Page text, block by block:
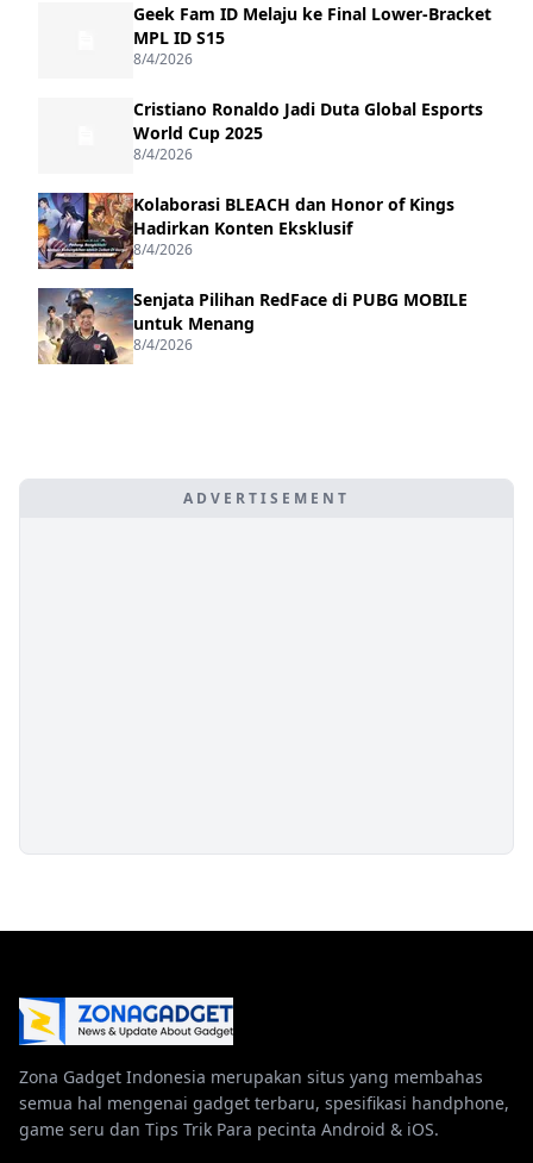
Geek Fam ID Melaju ke Final Lower-Bracket
MPL ID S15
8/4/2026
Cristiano Ronaldo Jadi Duta Global Esports
World Cup 2025
8/4/2026
Kolaborasi BLEACH dan Honor of Kings
Hadirkan Konten Eksklusif
8/4/2026
Senjata Pilihan RedFace di PUBG MOBILE
untuk Menang
8/4/2026
ADVERTISEMENT
Zona Gadget Indonesia merupakan situs yang membahas
semua hal mengenai gadget terbaru, spesifikasi handphone,
game seru dan Tips Trik Para pecinta Android & iOS.